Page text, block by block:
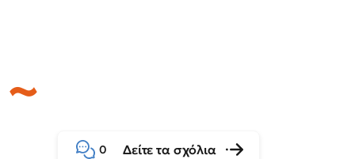
0 Δείτε τα σχόλια